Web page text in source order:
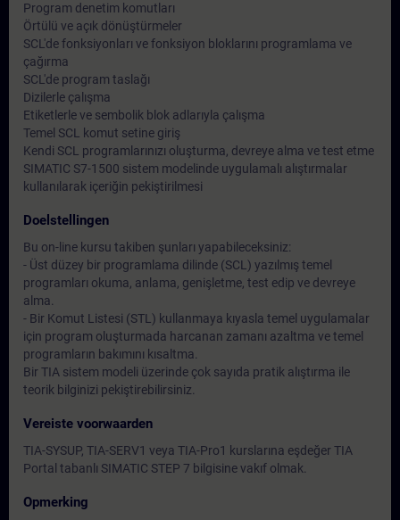
Program denetim komutları
Örtülü ve açık dönüştürmeler
SCL'de fonksiyonları ve fonksiyon bloklarını programlama ve
çağırma
SCL'de program taslağı
Dizilerle çalışma
Etiketlerle ve sembolik blok adlarıyla çalışma
Temel SCL komut setine giriş
Kendi SCL programlarınızı oluşturma, devreye alma ve test etme
SIMATIC S7-1500 sistem modelinde uygulamalı alıştırmalar
kullanılarak içeriğin pekiştirilmesi
Doelstellingen
Bu on-line kursu takiben şunları yapabileceksiniz:
- Üst düzey bir programlama dilinde (SCL) yazılmış temel
programları okuma, anlama, genişletme, test edip ve devreye
alma.
- Bir Komut Listesi (STL) kullanmaya kıyasla temel uygulamalar
için program oluşturmada harcanan zamanı azaltma ve temel
programların bakımını kısaltma.
Bir TIA sistem modeli üzerinde çok sayıda pratik alıştırma ile
teorik bilginizi pekiştirebilirsiniz.
Vereiste voorwaarden
TIA-SYSUP, TIA-SERV1 veya TIA-Pro1 kurslarına eşdeğer TIA
Portal tabanlı SIMATIC STEP 7 bilgisine vakıf olmak.
Opmerking